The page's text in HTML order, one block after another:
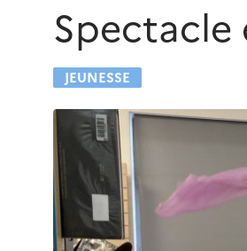
Spectacle
JEUNESSE